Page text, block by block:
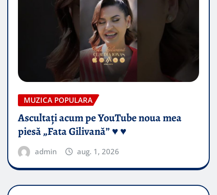
MUZICA POPULARA
Ascultați acum pe YouTube noua mea
piesă „Fata Gilivană” ♥️ ♥️
admin aug. 1, 2026